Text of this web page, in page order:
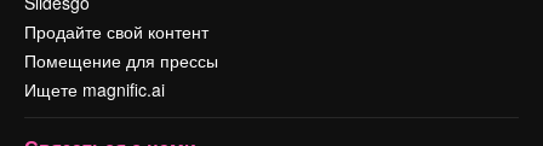
Продайте свой контент
Помещение для прессы
Ищете magnific.ai